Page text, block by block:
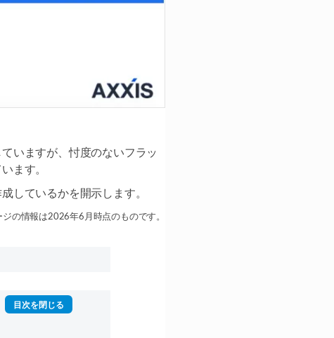
いますが、忖度のないフラッ
ます。
しているかを開示します。
の情報は2026年6月時点のものです。